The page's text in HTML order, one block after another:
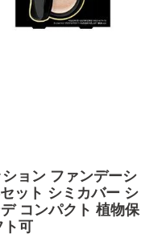
ョン ファンデーシ
ット シミカバー シ
コンパクト 植物保
ト可